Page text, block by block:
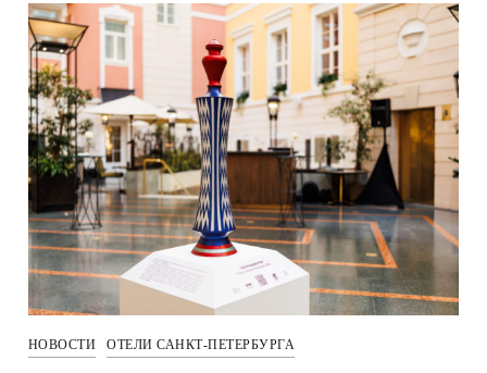
НОВОСТИ ОТЕЛИ САНКТ-ПЕТЕРБУРГА